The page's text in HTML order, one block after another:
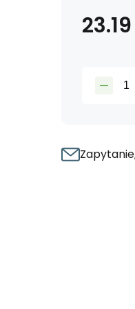
23.19
Zapytanie